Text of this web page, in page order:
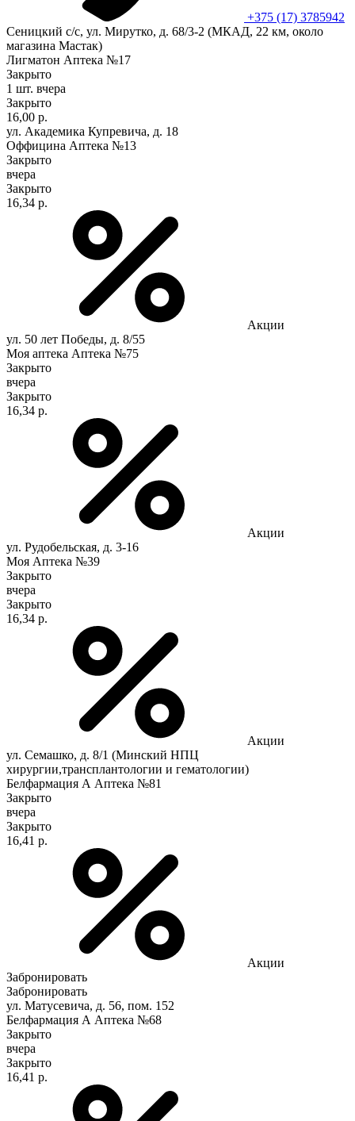
+375 (17) 3785942
Сеницкий с/с, ул. Мирутко, д. 68/3-2 (МКАД, 22 км, около
магазина Мастак)
Лигматон Аптека №17
Закрыто
1 шт. вчера
Закрыто
16,00 р.
ул. Академика Купревича, д. 18
Оффицина Аптека №13
Закрыто
вчера
Закрыто
16,34 р.
Акции
ул. 50 лет Победы, д. 8/55
Моя аптека Аптека №75
Закрыто
вчера
Закрыто
16,34 р.
Акции
ул. Рудобельская, д. 3-16
Моя Аптека №39
Закрыто
вчера
Закрыто
16,34 р.
Акции
ул. Семашко, д. 8/1 (Минский НПЦ
хирургии,трансплантологии и гематологии)
Белфармация А Аптека №81
Закрыто
вчера
Закрыто
16,41 р.
Акции
Забронировать
Забронировать
ул. Матусевича, д. 56, пом. 152
Белфармация А Аптека №68
Закрыто
вчера
Закрыто
16,41 р.